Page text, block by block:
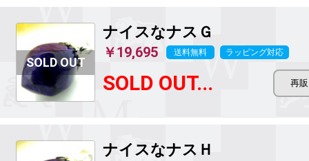
ナイスなナスＧ
￥19,695 送料無料 ラッピング対応
SOLD OUT...
ナイスなナスＨ